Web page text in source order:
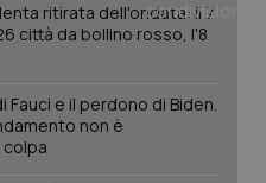
ritirata dell'ondata: il 7
città da bollino rosso, l'8
Fauci e il perdono di Biden.
non è
colpa
Google LLC
.quotidianosanita.it